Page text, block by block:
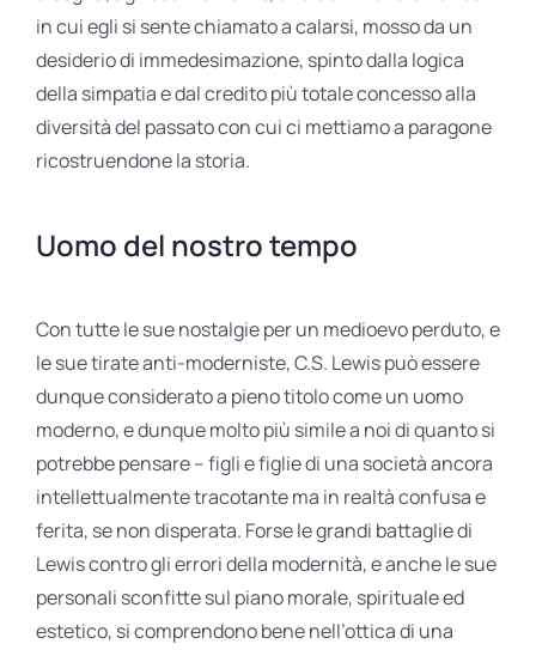
in cui egli si sente chiamato a calarsi, mosso da un
desiderio di immedesimazione, spinto dalla logica
della simpatia e dal credito più totale concesso alla
diversità del passato con cui ci mettiamo a paragone
ricostruendone la storia.
Uomo del nostro tempo
Con tutte le sue nostalgie per un medioevo perduto, e
le sue tirate anti-moderniste, C.S. Lewis può essere
dunque considerato a pieno titolo come un uomo
moderno, e dunque molto più simile a noi di quanto si
potrebbe pensare – figli e figlie di una società ancora
intellettualmente tracotante ma in realtà confusa e
ferita, se non disperata. Forse le grandi battaglie di
Lewis contro gli errori della modernità, e anche le sue
personali sconfitte sul piano morale, spirituale ed
estetico, si comprendono bene nell’ottica di una